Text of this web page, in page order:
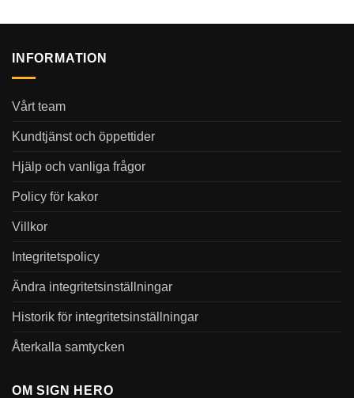
INFORMATION
Vårt team
Kundtjänst och öppettider
Hjälp och vanliga frågor
Policy för kakor
Villkor
Integritetspolicy
Ändra integritetsinställningar
Historik för integritetsinställningar
Återkalla samtycken
OM SIGN HERO